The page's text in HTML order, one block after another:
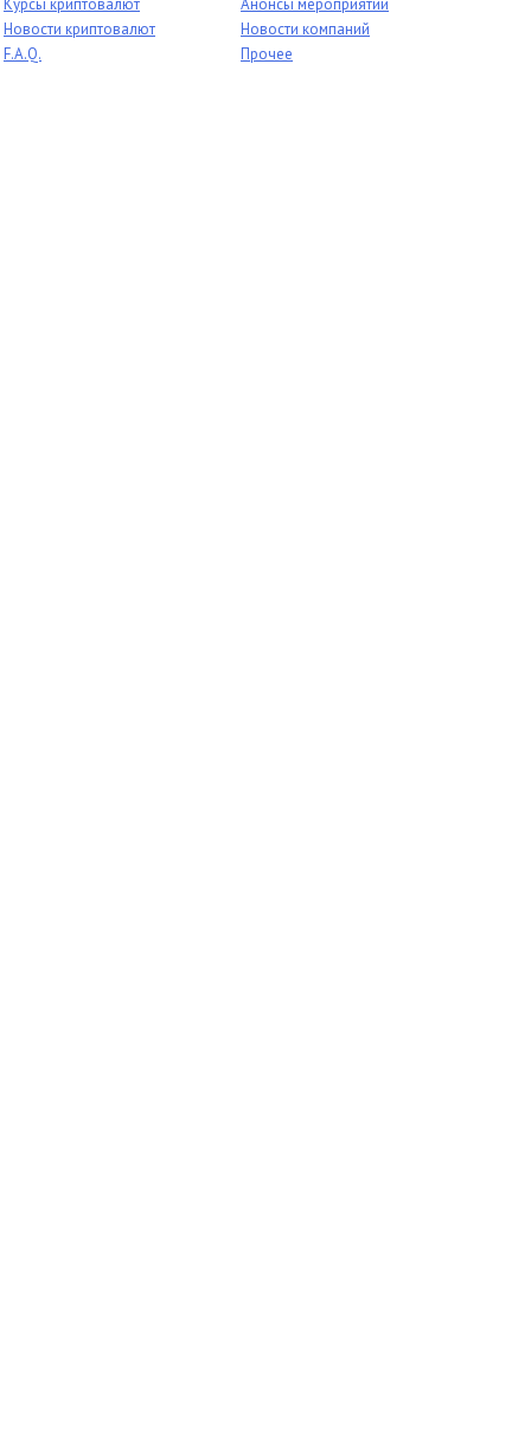
Курсы криптовалют
Новости криптовалют
F.A.Q.
Анонсы мероприятий
Новости компаний
Прочее